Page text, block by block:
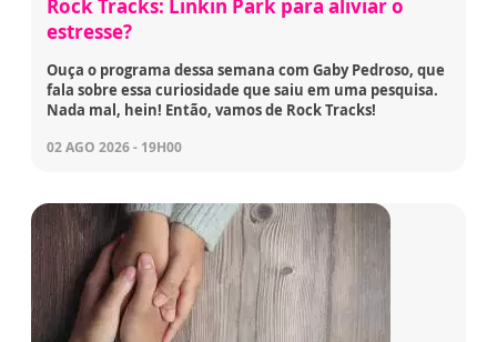
Rock Tracks: Linkin Park para aliviar o
estresse?
Ouça o programa dessa semana com Gaby Pedroso, que
fala sobre essa curiosidade que saiu em uma pesquisa.
Nada mal, hein! Então, vamos de Rock Tracks!
02 AGO 2026 - 19H00